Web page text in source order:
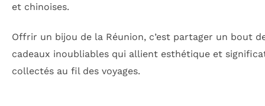
et chinoises.
Offrir un bijou de la Réunion, c’est partager un bout
cadeaux inoubliables qui allient esthétique et
collectés au fil des voyages.